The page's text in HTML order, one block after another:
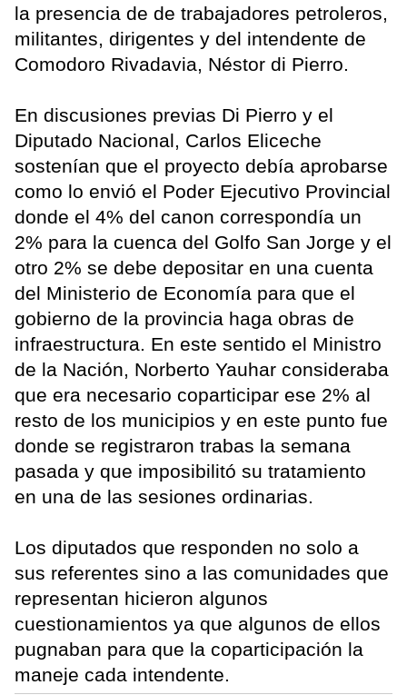
la presencia de de trabajadores petroleros,
militantes, dirigentes y del intendente de
Comodoro Rivadavia, Néstor di Pierro.
En discusiones previas Di Pierro y el
Diputado Nacional, Carlos Eliceche
sostenían que el proyecto debía aprobarse
como lo envió el Poder Ejecutivo Provincial
donde el 4% del canon correspondía un
2% para la cuenca del Golfo San Jorge y el
otro 2% se debe depositar en una cuenta
del Ministerio de Economía para que el
gobierno de la provincia haga obras de
infraestructura. En este sentido el Ministro
de la Nación, Norberto Yauhar consideraba
que era necesario coparticipar ese 2% al
resto de los municipios y en este punto fue
donde se registraron trabas la semana
pasada y que imposibilitó su tratamiento
en una de las sesiones ordinarias.
Los diputados que responden no solo a
sus referentes sino a las comunidades que
representan hicieron algunos
cuestionamientos ya que algunos de ellos
pugnaban para que la coparticipación la
maneje cada intendente.